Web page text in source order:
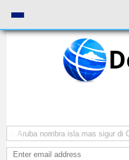
Aruba nombra isla mas sigur di